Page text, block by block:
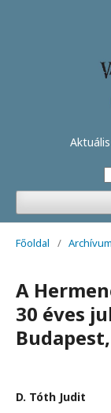
Aktuális
Főoldal / Archívum
A
30 éves
D. Tóth Judit